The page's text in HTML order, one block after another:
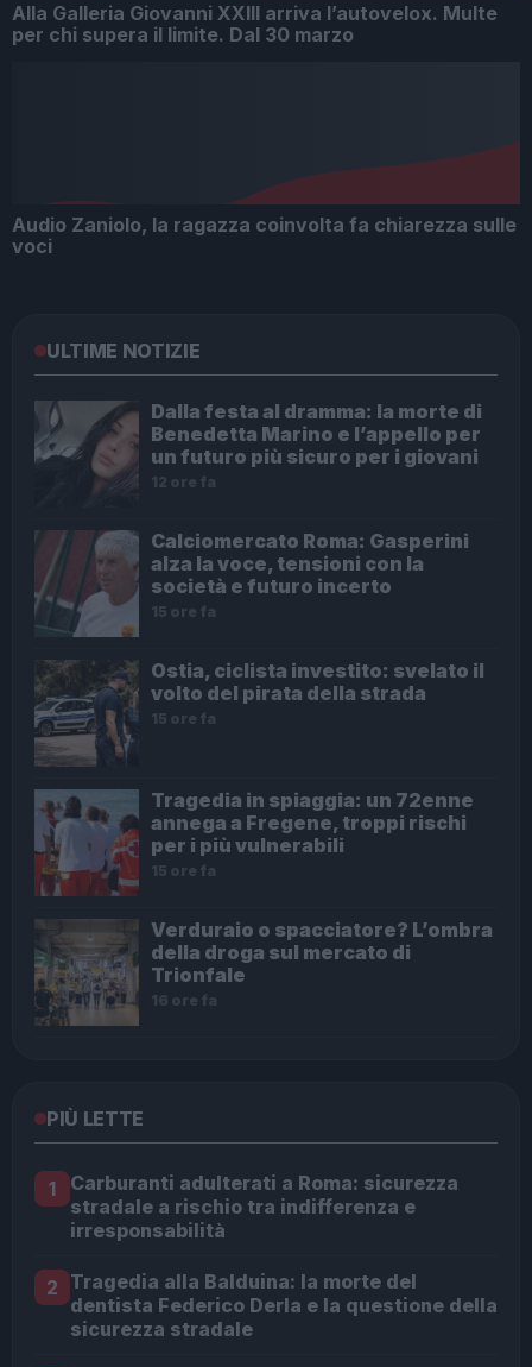
Alla Galleria Giovanni XXIII arriva l’autovelox. Multe
per chi supera il limite. Dal 30 marzo
Audio Zaniolo, la ragazza coinvolta fa chiarezza sulle
voci
ULTIME NOTIZIE
Dalla festa al dramma: la morte di
Benedetta Marino e l’appello per
un futuro più sicuro per i giovani
12 ore fa
Calciomercato Roma: Gasperini
alza la voce, tensioni con la
società e futuro incerto
15 ore fa
Ostia, ciclista investito: svelato il
volto del pirata della strada
15 ore fa
Tragedia in spiaggia: un 72enne
annega a Fregene, troppi rischi
per i più vulnerabili
15 ore fa
Verduraio o spacciatore? L’ombra
della droga sul mercato di
Trionfale
16 ore fa
PIÙ LETTE
1
Carburanti adulterati a Roma: sicurezza
stradale a rischio tra indifferenza e
irresponsabilità
2 Tragedia alla Balduina: la morte del
dentista Federico Derla e la questione della
sicurezza stradale